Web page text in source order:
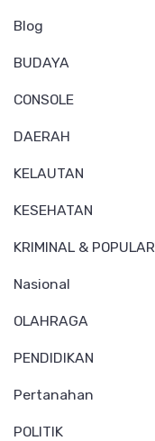
Blog
BUDAYA
CONSOLE
DAERAH
KELAUTAN
KESEHATAN
KRIMINAL & POPULAR
Nasional
OLAHRAGA
PENDIDIKAN
Pertanahan
POLITIK